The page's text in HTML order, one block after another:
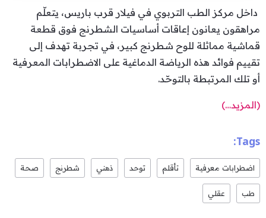
داخل مركز الطب التربوي في فيلار قرب باريس، يتعلّم
مراهقون يعانون إعاقات أساسيات الشطرنج فوق قطعة
قماشية مماثلة للوح شطرنج كبير، في تجربة تهدف إلى
تقييم فوائد هذه الرياضة الدماغية على الاضطرابات المعرفية
أو تلك المرتبطة بالتوحّد.
(المزيد…)
Tags:
اضطرابات معرفية تأقلم توحد ذهني شطرنج صحة
طب عقلي